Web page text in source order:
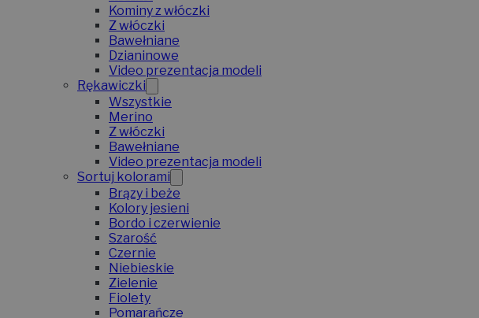
Kominy z włóczki
Z włóczki
Bawełniane
Dzianinowe
Video prezentacja modeli
Rękawiczki
Wszystkie
Merino
Z włóczki
Bawełniane
Video prezentacja modeli
Sortuj kolorami
Brązy i beże
Kolory jesieni
Bordo i czerwienie
Szarość
Czernie
Niebieskie
Zielenie
Fiolety
Pomarańcze